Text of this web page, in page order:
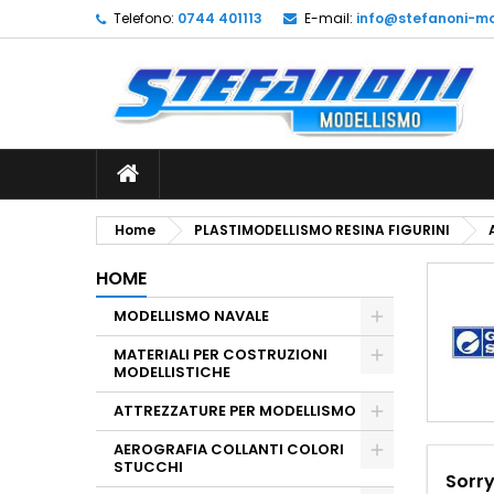
Telefono: 0744 401113 E-mail: info@stefanoni-
Home PLASTIMODELLISMO RESINA FIGURINI
HOME
MODELLISMO NAVALE
MATERIALI PER COSTRUZIONI
MODELLISTICHE
ATTREZZATURE PER MODELLISMO
AEROGRAFIA COLLANTI COLORI
STUCCHI